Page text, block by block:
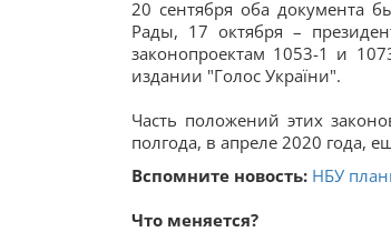
20 сентября оба документа
Рады, 17 октября –
законопроектам 1053-1 и
издании "Голос України".
Часть положений этих
полгода, в апреле 2020 года,
Вспомните новость: НБУ
Что меняется?